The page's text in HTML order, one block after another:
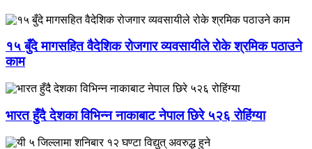
१५ बुँदे मागसहित वैदेशिक रोजगार व्यवसायीले रोके श्रमिक पठाउने
काम
भारत हुँदै देशका विभिन्न नाकाबाट नेपाल छिरे ५२६ रोहिंग्या